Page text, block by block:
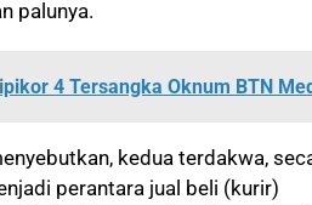
palunya.
4 Tersangka Oknum BTN
kedua terdakwa,
perantara jual beli (kurir)